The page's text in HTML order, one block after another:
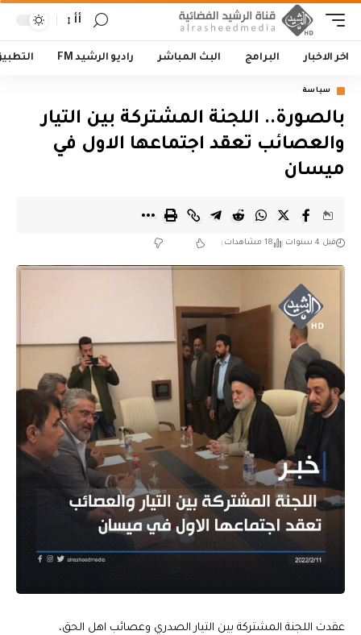
أأ
اخر الاخبار البرامج البث المباشر راديو الرشيد FM
سياسة
بالصورة.. اللجنة المشتركة بين التيار
والعصائب تعقد اجتماعها الاول في
ميسان
قبل 4 سنوات 18 مشاهدات
عقدت اللجنة المشتركة بين التيار الصدري وعصائب اهل الحق،